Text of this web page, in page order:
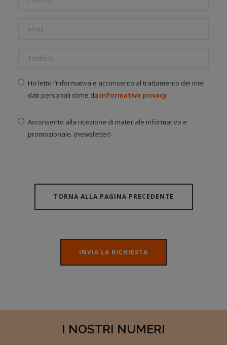
Ho letto l’informativa e acconsento al trattamento dei miei
dati personali come da informativa privacy
Acconsento alla ricezione di materiale informativo e
promozionale. (newsletter)
TORNA ALLA PAGINA PRECEDENTE
INVIA LA RICHIESTA
I NOSTRI NUMERI